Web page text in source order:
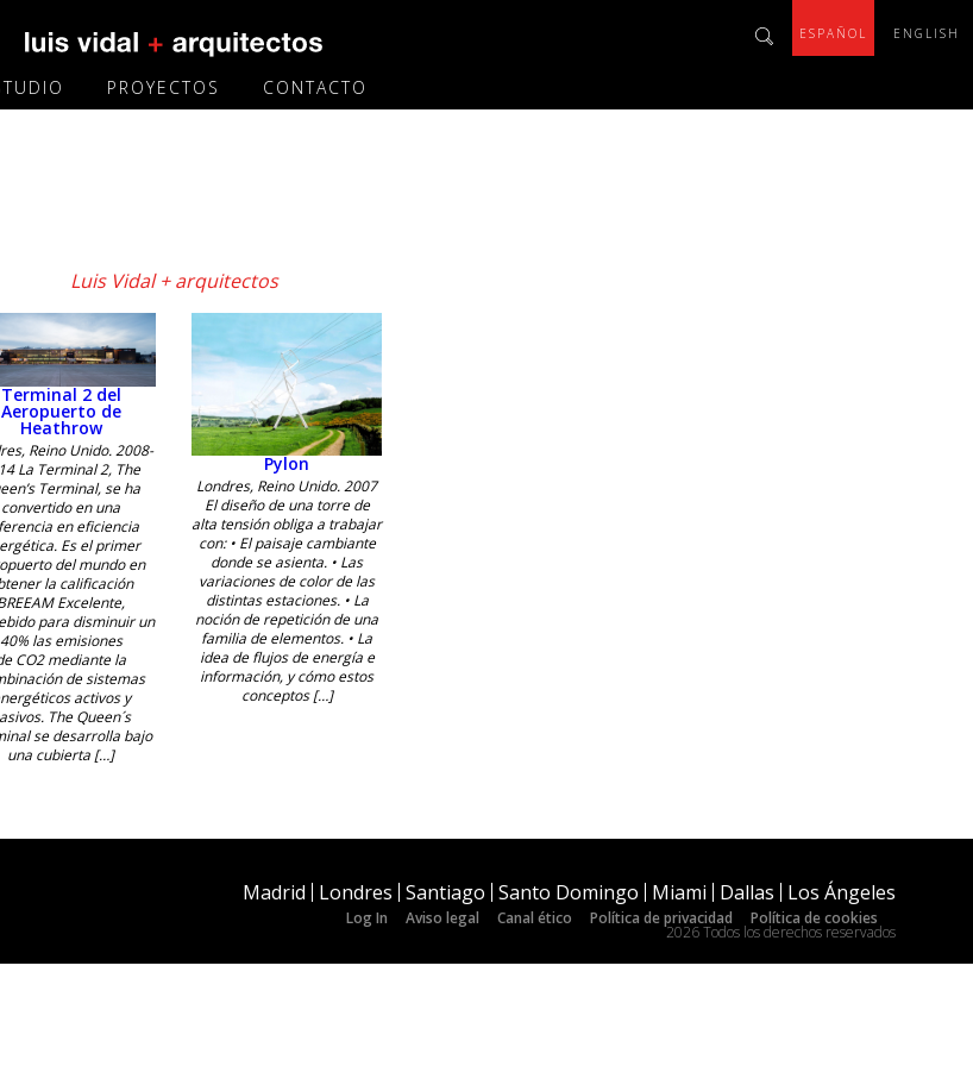
ESPAÑOL ENGLISH
PROYECTOS CONTACTO
Luis Vidal + arquitectos
Terminal 2 del
Aeropuerto de
Heathrow
Reino Unido. 2008-
La Terminal 2, The
Terminal, se ha
convertido en una
en eficiencia
Es el primer
del mundo en
la calificación
Excelente,
para disminuir un
40% las emisiones
CO2 mediante la
de sistemas
activos y
The Queen´s
se desarrolla bajo
una cubierta […]
Pylon
Londres, Reino Unido. 2007
El diseño de una torre de
alta tensión obliga a trabajar
con: • El paisaje cambiante
donde se asienta. • Las
variaciones de color de las
distintas estaciones. • La
noción de repetición de una
familia de elementos. • La
idea de flujos de energía e
información, y cómo estos
conceptos […]
Madrid Londres Santiago Santo Domingo Miami Dallas Los Ángeles
Log In Aviso legal Canal ético Política de privacidad Política de cookies
2026 Todos los derechos reservados